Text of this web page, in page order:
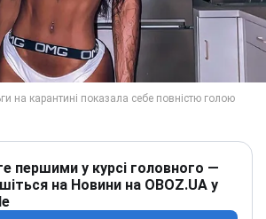
першими у курсі головного —
на Новини на OBOZ.UA у